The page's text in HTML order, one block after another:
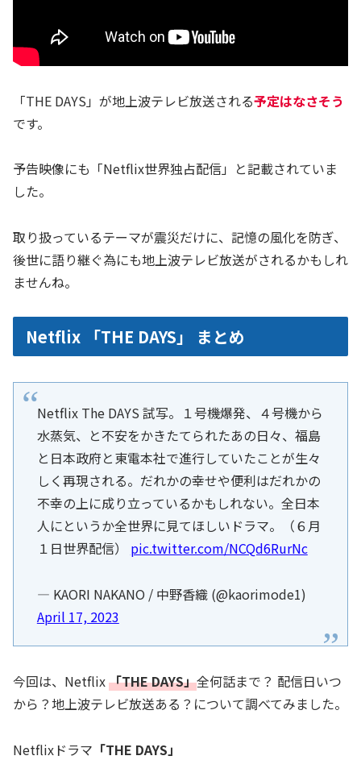
「THE DAYS」が地上波テレビ放送される予定はなさそう
です。
予告映像にも「Netflix世界独占配信」と記載されていま
した。
取り扱っているテーマが震災だけに、記憶の風化を防ぎ、
後世に語り継ぐ為にも地上波テレビ放送がされるかもしれ
ませんね。
Netflix 「THE DAYS」 まとめ
Netflix The DAYS 試写。１号機爆発、４号機から
水蒸気、と不安をかきたてられたあの日々、福島
と日本政府と東電本社で進行していたことが生々
しく再現される。だれかの幸せや便利はだれかの
不幸の上に成り立っているかもしれない。全日本
人にというか全世界に見てほしいドラマ。（６月
１日世界配信） pic.twitter.com/NCQd6RurNc
— KAORI NAKANO / 中野香織 (@kaorimode1)
April 17, 2023
今回は、Netflix「THE DAYS」全何話まで？ 配信日いつ
から？地上波テレビ放送ある？について調べてみました。
Netflixドラマ 「THE DAYS」